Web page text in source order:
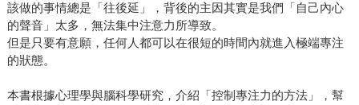
該做的事情總是「往後延」，背後的主因其實是我們「自己內心
的聲音」太多，無法集中注意力所導致。
但是只要有意願，任何人都可以在很短的時間內就進入極端專注
的狀態。
本書根據心理學與腦科學研究，介紹「控制專注力的方法」，幫